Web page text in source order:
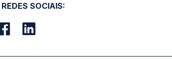
SOCIAIS: